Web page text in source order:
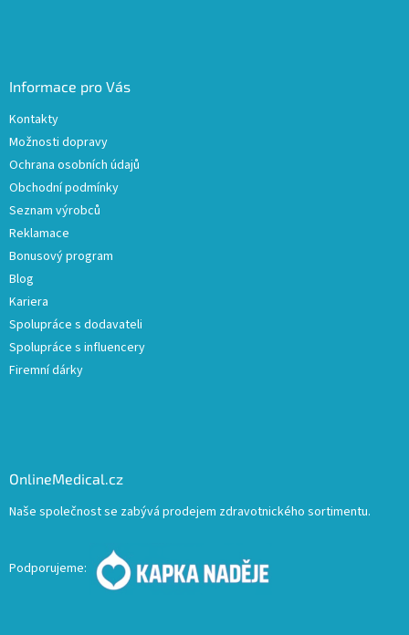
Informace pro Vás
Kontakty
Možnosti dopravy
Ochrana osobních údajů
Obchodní podmínky
Seznam výrobců
Reklamace
Bonusový program
Blog
Kariera
Spolupráce s dodavateli
Spolupráce s influencery
Firemní dárky
OnlineMedical.cz
Naše společnost se zabývá prodejem zdravotnického sortimentu.
Podporujeme: